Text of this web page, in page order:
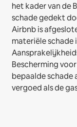
het kader van de
schade gedekt
Airbnb is
materiële schade
Bescherming
bepaalde schade
vergoed als de